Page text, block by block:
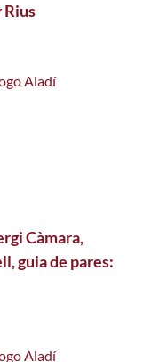
Rius
Aladí
Càmara,
guia de pares:
Aladí